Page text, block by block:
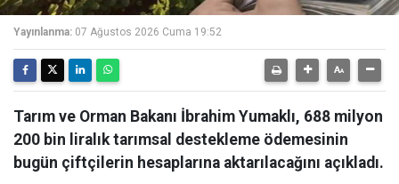
Yayınlanma: 07 Ağustos 2026 Cuma 19:52
Tarım ve Orman Bakanı İbrahim Yumaklı, 688 milyon
200 bin liralık tarımsal destekleme ödemesinin
bugün çiftçilerin hesaplarına aktarılacağını açıkladı.